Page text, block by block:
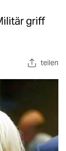
griff
teilen